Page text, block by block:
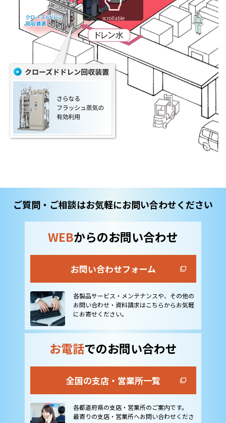
scrollable
ご質問・ご相談はお気軽にお問い合わせください
WEBからのお問い合わせ
お問い合わせフォーム
各製品サービス・メンテナンスや、その他の
お問い合わせ・資料請求はこちらからお気軽
にお寄せください。
お電話でのお問い合わせ
全国の支店・営業所一覧
各都道府県の支店・営業所のご案内です。
最寄りの支店・営業所へお問い合わせくださ